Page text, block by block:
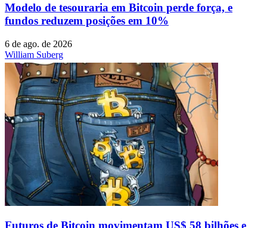
Modelo de tesouraria em Bitcoin perde força, e
fundos reduzem posições em 10%
6 de ago. de 2026
William Suberg